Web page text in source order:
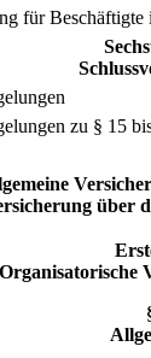
für
zu § 15
über
Organisatorische